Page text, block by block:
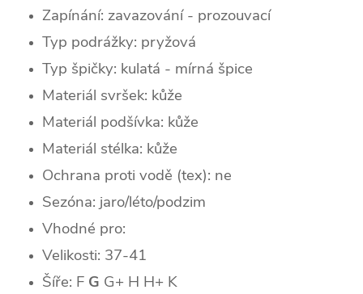
Zapínání: zavazování - prozouvací
Typ podrážky: pryžová
Typ špičky: kulatá - mírná špice
Materiál svršek: kůže
Materiál podšívka: kůže
Materiál stélka: kůže
Ochrana proti vodě (tex): ne
Sezóna: jaro/léto/podzim
Vhodné pro:
Velikosti: 37-41
Šíře: F G G+ H H+ K